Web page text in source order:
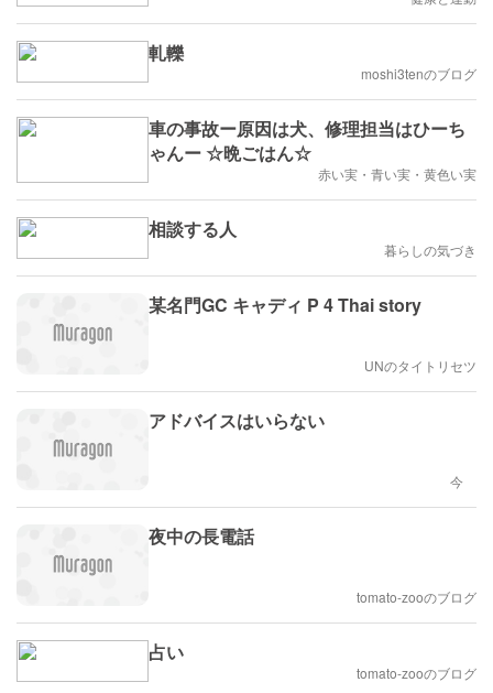
軋轢
moshi3tenのブログ
車の事故ー原因は犬、修理担当はひーち
ゃんー ☆晩ごはん☆
赤い実・青い実・黄色い実
相談する人
暮らしの気づき
某名門GC キャディ P 4 Thai story
UNのタイトリセツ
アドバイスはいらない
今
夜中の長電話
tomato-zooのブログ
占い
tomato-zooのブログ